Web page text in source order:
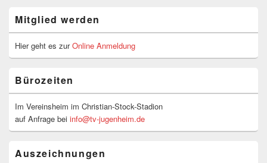
Mitglied werden
Hier geht es zurOnline Anmeldung
Bürozeiten
Im Vereinsheim im Christian-Stock-Stadion
auf Anfrage bei info@tv-jugenheim.de
Auszeichnungen